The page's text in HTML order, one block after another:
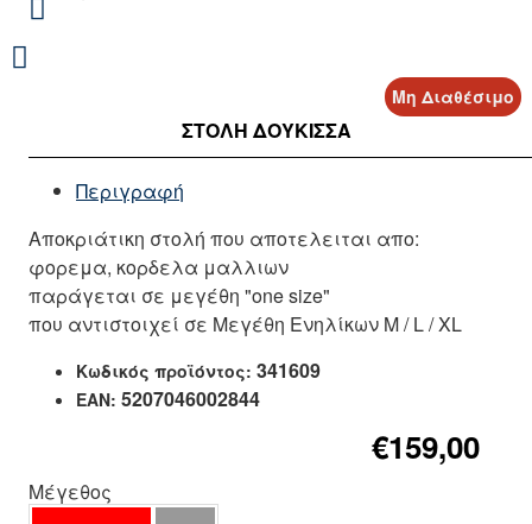
Μη Διαθέσιμο
ΣΤΟΛΉ ΔΟΥΚΙΣΣΑ
Περιγραφή
Αποκριάτικη στολή που αποτελειται απο:
φορεμα, κορδελα μαλλιων
παράγεται σε μεγέθη "one size"
που αντιστοιχεί σε Μεγέθη Ενηλίκων M / L / XL
Κωδικός προϊόντος: 341609
EAN: 5207046002844
€159,00
Μέγεθος